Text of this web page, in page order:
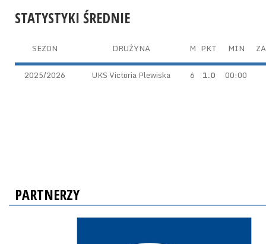
STATYSTYKI ŚREDNIE
SEZON DRUŻYNA M PKT MIN
2025/2026 UKS Victoria Plewiska 6 1.0 00:00
PARTNERZY